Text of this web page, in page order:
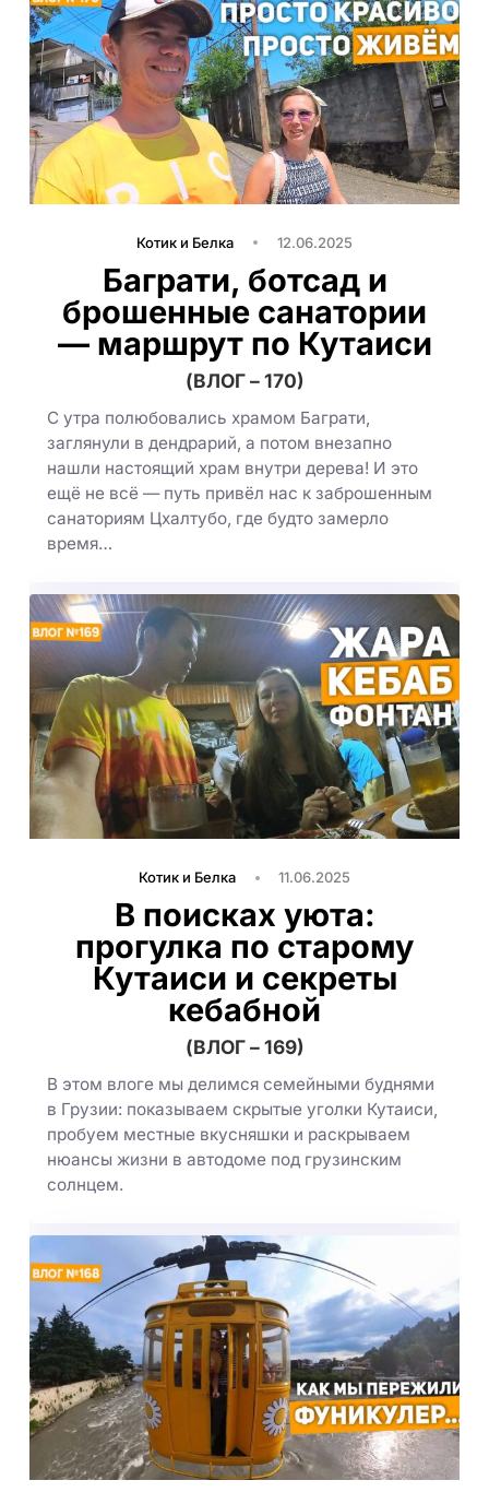
Котик и Белка 12.06.2025
Баграти, ботсад и
брошенные санатории
— маршрут по Кутаиси
(ВЛОГ – 170)
С утра полюбовались храмом Баграти,
заглянули в дендрарий, а потом внезапно
нашли настоящий храм внутри дерева! И это
ещё не всё — путь привёл нас к заброшенным
санаториям Цхалтубо, где будто замерло
время…
Котик и Белка 11.06.2025
В поисках уюта:
прогулка по старому
Кутаиси и секреты
кебабной
(ВЛОГ – 169)
В этом влоге мы делимся семейными буднями
в Грузии: показываем скрытые уголки Кутаиси,
пробуем местные вкусняшки и раскрываем
нюансы жизни в автодоме под грузинским
солнцем.